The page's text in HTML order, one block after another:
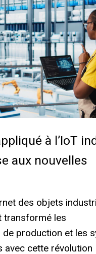
à l’IoT
aux nouvelles
des objets
transformé les
de production et les
avec cette révolution